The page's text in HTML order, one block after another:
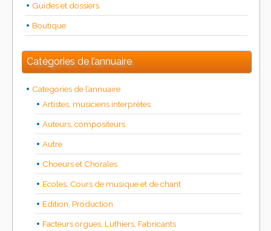
Guides et dossiers
Boutique
Catégories de l’annuaire
Categories de l’annuaire
Artistes, musiciens interprètes
Auteurs, compositeurs
Autre
Choeurs et Chorales
Ecoles, Cours de musique et de chant
Edition, Production
Facteurs orgues, Luthiers, Fabricants